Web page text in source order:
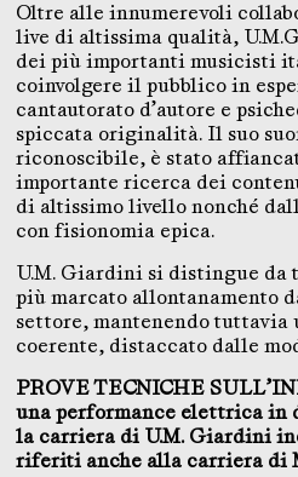
Oltre alle innumerevoli
live di altissima qualità,
dei più importanti musicisti
coinvolgere il pubblico in
cantautorato d’autore e
spiccata originalità. Il suo
riconoscibile, è stato
importante ricerca dei
di altissimo livello nonché
con fisionomia epica.
U.M. Giardini si distingue da
più marcato allontanamento
settore, mantenendo tuttavia
coerente, distaccato dalle
PROVE TECNICHE
una performance elettrica in
la carriera di U.M. Giardini
riferiti anche alla carriera di